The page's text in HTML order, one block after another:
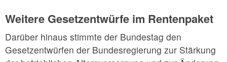
Weitere Gesetzentwürfe im Rentenpaket
Darüber hinaus stimmte der Bundestag den
Gesetzentwürfen der Bundesregierung zur Stärkung